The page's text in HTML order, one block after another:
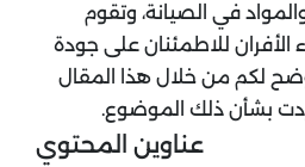
في الصيانة، وتقوم
للاطمئنان على جودة
لكم من خلال هذا المقال
بشأن ذلك الموضوع.
عناوين المحتوي